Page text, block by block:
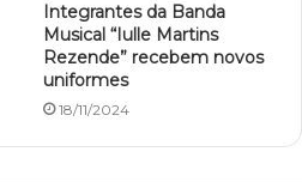
Integrantes da Banda
Musical “Iulle Martins
Rezende” recebem novos
uniformes
18/11/2024